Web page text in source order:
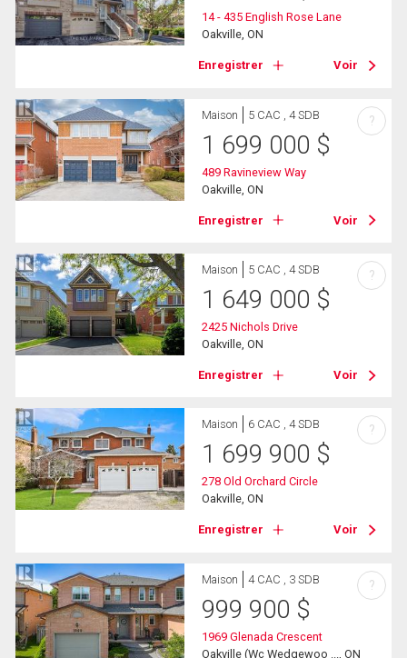
14 - 435 English Rose Lane
Oakville, ON
Enregistrer Voir
Maison 5 CAC , 4 SDB
1 699 000 $
489 Ravineview Way
Oakville, ON
Enregistrer Voir
?
Maison 5 CAC , 4 SDB
1 649 000 $
2425 Nichols Drive
Oakville, ON
Enregistrer Voir
?
Maison 6 CAC , 4 SDB
1 699 900 $
278 Old Orchard Circle
Oakville, ON
Enregistrer Voir
?
Maison 4 CAC , 3 SDB
999 900 $
1969 Glenada Crescent
Oakville (Wc Wedgewoo ..., ON
?